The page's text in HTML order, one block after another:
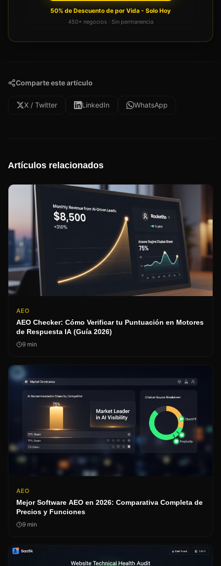
50% de Descuento de por Vida - Solo Hoy
450+ negocios · Sin permanencia
Comparte este artículo
X / Twitter LinkedIn WhatsApp
Artículos relacionados
AEO
AEO Checker: Cómo Verificar tu Puntuación en Motores
de Respuesta IA (Guía 2026)
9 min
AEO
Mejor Software AEO en 2026: Comparativa Completa de
Precios y Funciones
9 min